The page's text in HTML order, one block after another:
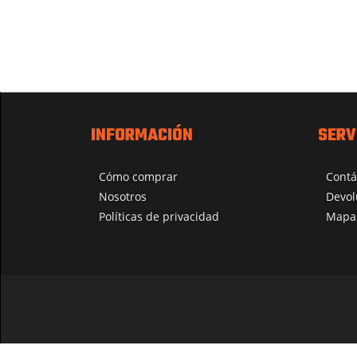
INFORMACIÓN
Cómo comprar
Nosotros
Políticas de privacidad